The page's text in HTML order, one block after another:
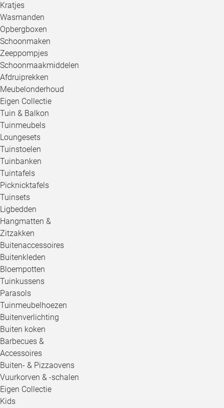
Kratjes
Wasmanden
Opbergboxen
Schoonmaken
Zeeppompjes
Schoonmaakmiddelen
Afdruiprekken
Meubelonderhoud
Eigen Collectie
Tuin & Balkon
Tuinmeubels
Loungesets
Tuinstoelen
Tuinbanken
Tuintafels
Picknicktafels
Tuinsets
Ligbedden
Hangmatten &
Zitzakken
Buitenaccessoires
Buitenkleden
Bloempotten
Tuinkussens
Parasols
Tuinmeubelhoezen
Buitenverlichting
Buiten koken
Barbecues &
Accessoires
Buiten- & Pizzaovens
Vuurkorven & -schalen
Eigen Collectie
Kids